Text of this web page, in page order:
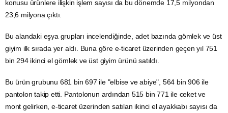
konusu ürünlere ilişkin işlem sayısı da bu dönemde 17,5 milyondan
23,6 milyona çıktı.
Bu alandaki eşya grupları incelendiğinde, adet bazında gömlek ve üst
giyim ilk sırada yer aldı. Buna göre e-ticaret üzerinden geçen yıl 751
bin 294 ikinci el gömlek ve üst giyim ürünü satıldı.
Bu ürün grubunu 681 bin 697 ile "elbise ve abiye", 564 bin 906 ile
pantolon takip etti. Pantolonun ardından 515 bin 771 ile ceket ve
mont gelirken, e-ticaret üzerinden satılan ikinci elayakkabı sayısı da